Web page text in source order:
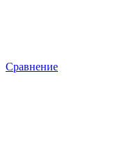
Сравнение